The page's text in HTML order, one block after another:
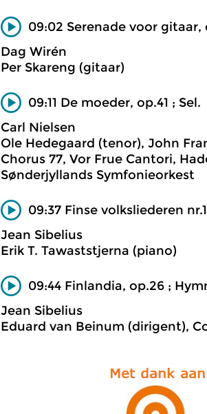
09:02 Serenade voor gitaar,
Dag Wirén
Per Skareng (gitaar)
09:11 De moeder, op.41 ; Sel.
Carl Nielsen
Ole Hedegaard (tenor), John
Chorus 77, Vor Frue Cantori,
Sønderjyllands Symfonieorkest
09:37 Finse volksliederen
Jean Sibelius
Erik T. Tawaststjerna (piano)
09:44 Finlandia, op.26 ;
Jean Sibelius
Eduard van Beinum (dirigent),